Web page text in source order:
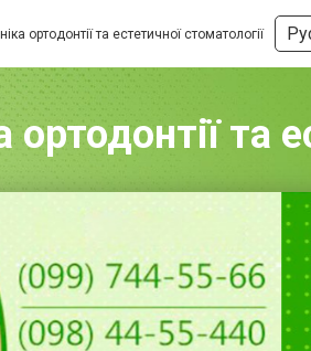
ортодонтії та естетичної стоматології
ортодонтії та